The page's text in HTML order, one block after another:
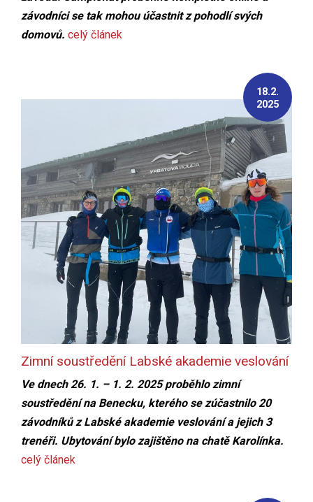
závodníci se tak mohou účastnit z pohodlí svých
domovů. celý článek
18.2.
2025
Zimní soustředění Labské akademie veslování
Ve dnech 26. 1. – 1. 2. 2025 proběhlo zimní
soustředění na Benecku, kterého se zúčastnilo 20
závodníků z Labské akademie veslování a jejich 3
trenéři. Ubytování bylo zajištěno na chatě Karolínka.
celý článek